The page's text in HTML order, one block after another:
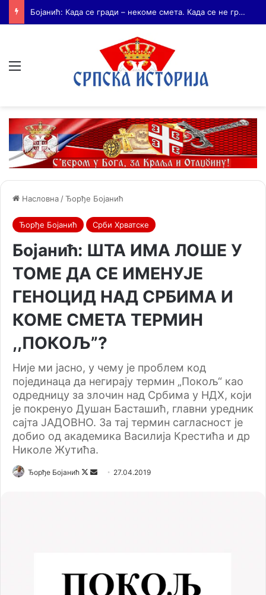
Бојанић: Андријаш Мрњавчевић – заборављени брат Краљевића Марка
Насловна /Ђорђе Бојанић
Ђорђе Бојанић Срби Хрватске
Бојанић: ШТА ИМА ЛОШЕ У
ТОМЕ ДА СЕ ИМЕНУЈЕ
ГЕНОЦИД НАД СРБИМА И
КОМЕ СМЕТА ТЕРМИН
,,ПОКОЉ”?
Није ми јасно, у чему је проблем код
појединаца да негирају термин „Покољ“ као
одредницу за злочин над Србима у НДХ, који
је покренуо Душан Басташић, главни уредник
сајта ЈАДОВНО. За тај термин сагласност је
добио од академика Василија Крестића и др
Николе Жутића.
Ђорђе Бојанић
F
m
27.04.2019